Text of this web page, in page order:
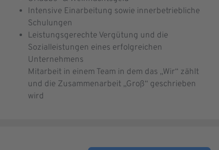
Intensive Einarbeitung sowie innerbetriebliche
Schulungen
Leistungsgerechte Vergütung und die
Sozialleistungen eines erfolgreichen
Unternehmens
Mitarbeit in einem Team in dem das „Wir“ zählt
und die Zusammenarbeit „Groß“ geschrieben
wird